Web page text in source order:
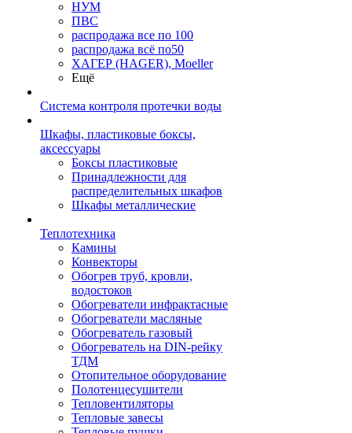
НУМ
ПВС
распродажа все по 100
распродажа всё по50
ХАГЕР (HAGER), Moeller
Ещё
Система контроля протечки воды
Шкафы, пластиковые боксы,
аксессуары
Боксы пластиковые
Принадлежности для
распределительных шкафов
Шкафы металлические
Теплотехника
Камины
Конвекторы
Обогрев труб, кровли,
водостоков
Обогреватели инфрактасные
Обогреватели масляные
Обогреватель газовый
Обогреватель на DIN-рейку
ТДМ
Отопительное оборудование
Полотенцесушители
Тепловентиляторы
Тепловые завесы